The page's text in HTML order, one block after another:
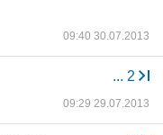
09:40 30.07.2013
... 2
09:29 29.07.2013